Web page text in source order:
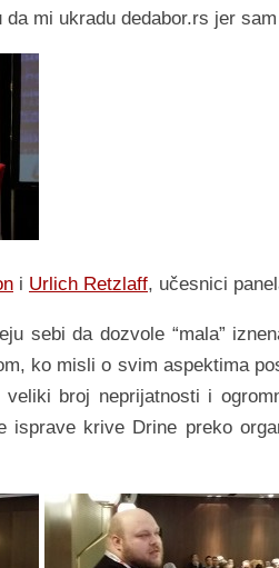
mi ukradu dedabor.rs jer
i Urlich Retzlaff, učesnici
sebi da dozvole “mala”
ko misli o svim aspektima
broj neprijatnosti i
isprave krive Drine preko